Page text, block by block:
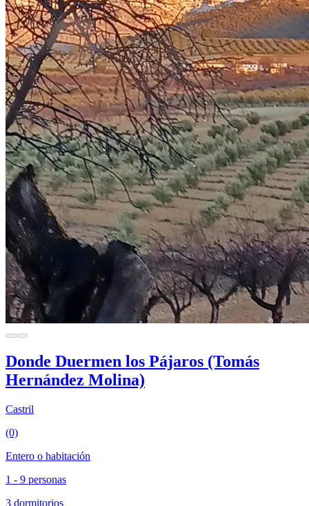
Donde Duermen los Pájaros (Tomás
Hernández Molina)
Castril
(0)
Entero o habitación
1 - 9 personas
3 dormitorios